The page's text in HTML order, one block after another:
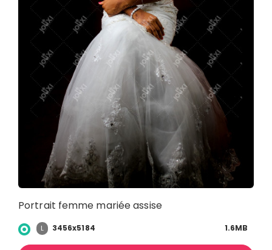
Portrait femme mariée assise
L 3456x5184 1.6MB